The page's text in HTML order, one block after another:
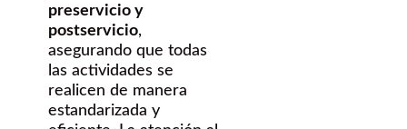
preservicio y
postservicio,
asegurando que todas
las actividades se
realicen de manera
estandarizada y